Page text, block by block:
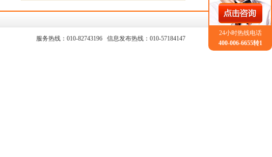
服务热线：010-82743196 信息发布热线：010-57184147
24小时热线电话
400-006-6655转1